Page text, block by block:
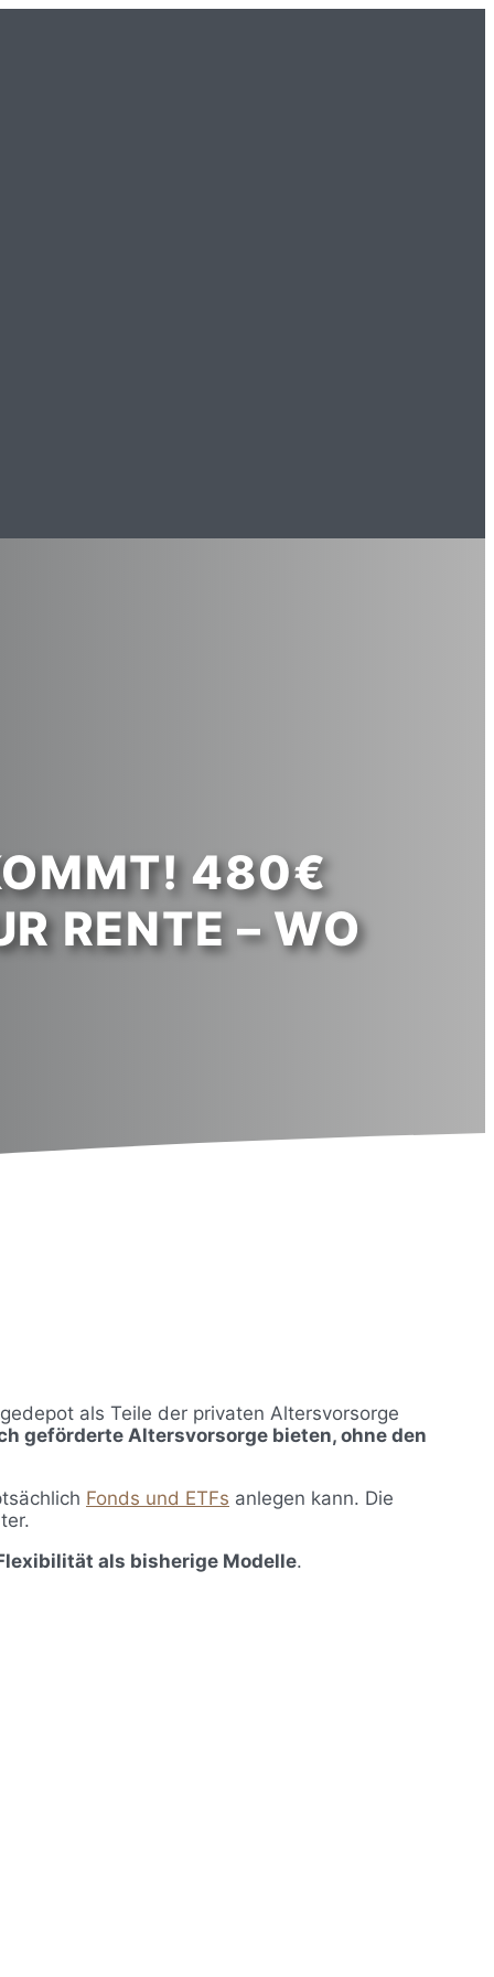
480€
RENTE – WO
als Teile der privaten Altersvorsorge
geförderte Altersvorsorge bieten, ohne den
Fonds und ETFs anlegen kann. Die
als bisherige Modelle.